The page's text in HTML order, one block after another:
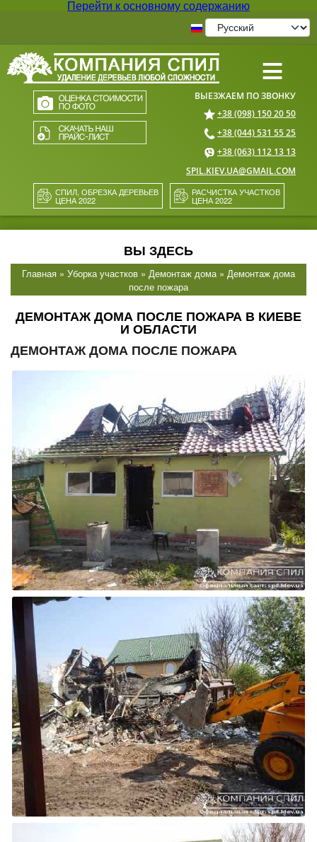
Перейти к основному содержанию
≡
+38 (098) 150 20 50
+38 (044) 531 55 25
+38 (063) 112 13 13
SPIL.KIEV.UA@GMAIL.COM
СПИЛ, ОБРЕЗКА ДЕРЕВЬЕВ
ЦЕНА 2022
РАСЧИСТКА УЧАСТКОВ
ЦЕНА 2022
ВЫ ЗДЕСЬ
Главная » Уборка участков » Демонтаж дома » Демонтаж дома
после пожара
ДЕМОНТАЖ ДОМА ПОСЛЕ ПОЖАРА В КИЕВЕ
И ОБЛАСТИ
ДЕМОНТАЖ ДОМА ПОСЛЕ ПОЖАРА